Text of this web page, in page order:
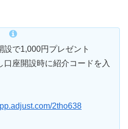
設で1,000円プレゼント
口座開設時に紹介コードを入
2tho638